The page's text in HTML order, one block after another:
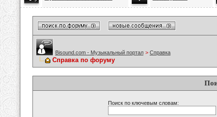
Bisound.com - Музыкальный портал > Справка
Справка по форуму
Поиск по ключевым словам: